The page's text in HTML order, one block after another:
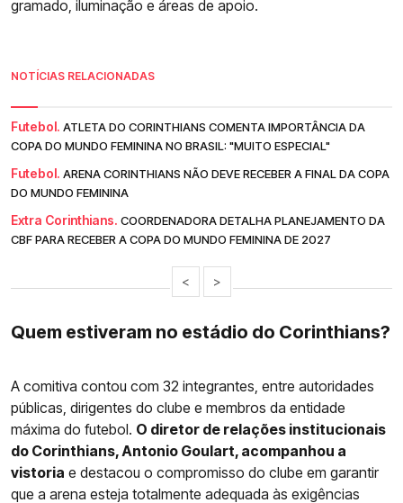
gramado, iluminação e áreas de apoio.
NOTÍCIAS RELACIONADAS
Futebol. ATLETA DO CORINTHIANS COMENTA IMPORTÂNCIA DA
COPA DO MUNDO FEMININA NO BRASIL: "MUITO ESPECIAL"
Futebol. ARENA CORINTHIANS NÃO DEVE RECEBER A FINAL DA COPA
DO MUNDO FEMININA
Extra Corinthians. COORDENADORA DETALHA PLANEJAMENTO DA
CBF PARA RECEBER A COPA DO MUNDO FEMININA DE 2027
< >
Quem estiveram no estádio do Corinthians?
A comitiva contou com 32 integrantes, entre autoridades
públicas, dirigentes do clube e membros da entidade
máxima do futebol. O diretor de relações institucionais
do Corinthians, Antonio Goulart, acompanhou a
vistoria e destacou o compromisso do clube em garantir
que a arena esteja totalmente adequada às exigências